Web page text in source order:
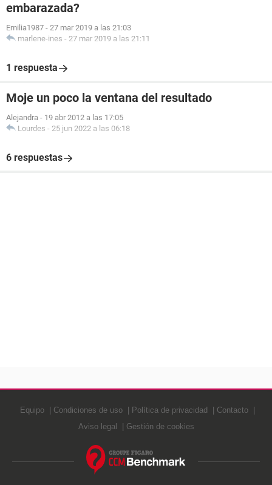
embarazada?
Emilia1987 - 27 mar 2019 a las 21:03
marlene-ines - 27 mar 2019 a las 21:11
1 respuesta
Moje un poco la ventana del resultado
Alejandra - 19 abr 2012 a las 17:05
Lourdes - 25 jun 2022 a las 06:18
6 respuestas
Equipo Condiciones de uso Política de privacidad
Contacto
Aviso legal
Gestión de cookies